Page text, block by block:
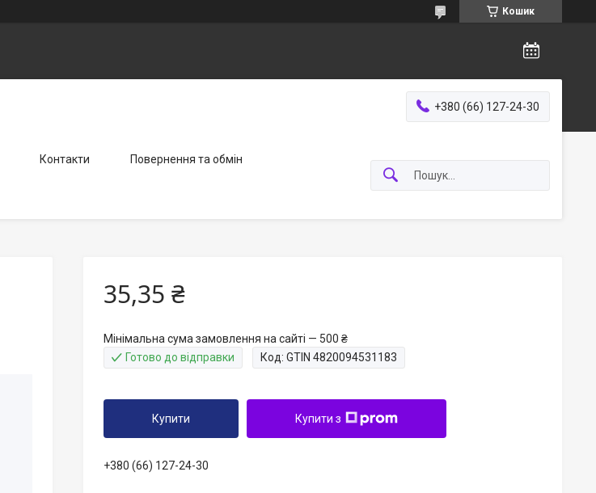
Кошик
+380 (66) 127-24-30
Контакти Повернення та обмін
35,35 ₴
Мінімальна сума замовлення на сайті — 500 ₴
Готово до відправки
Код: GTIN 4820094531183
Купити Купити з
+380 (66) 127-24-30